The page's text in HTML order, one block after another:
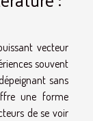
vecteur
souvent
sans
une forme
de se voir